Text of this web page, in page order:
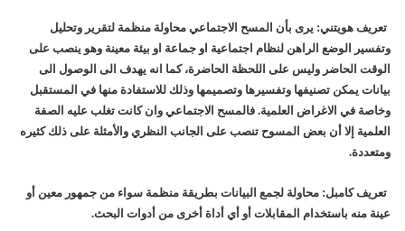
تعريف هويتني: يرى بأن المسح الاجتماعي محاولة منظمة لتقرير وتحليل
وتفسير الوضع الراهن لنظام اجتماعية او جماعة او بيئة معينة وهو ينصب على
الوقت الحاضر وليس على اللحظة الحاضرة، كما انه يهدف الى الوصول الى
بيانات يمكن تصنيفها وتفسيرها وتصميمها وذلك للاستفادة منها في المستقبل
وخاصة في الاغراض العلمية. فالمسح الاجتماعي وان كانت تغلب عليه الصفة
العلمية إلا أن بعض المسوح تنصب على الجانب النظري والأمثلة على ذلك كثيره
ومتعددة.
تعريف كامبل: محاولة لجمع البيانات بطريقة منظمة سواء من جمهور معين أو
عينة منه باستخدام المقابلات أو أي أداة أخرى من أدوات البحث.